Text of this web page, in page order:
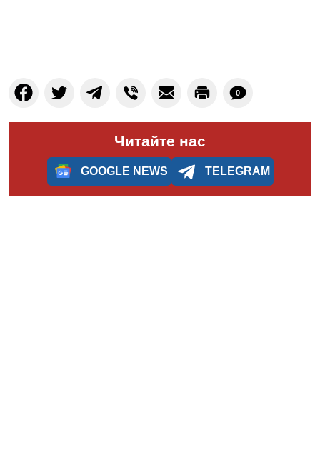
0
Читайте нас
GOOGLE NEWS TELEGRAM